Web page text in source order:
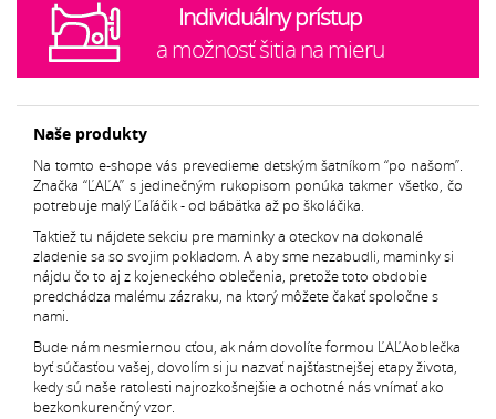
Individuálny prístup
a možnosť šitia na mieru
Naše produkty
Na tomto e-shope vás prevedieme detským šatníkom “po našom”.
Značka “ĽAĽA” s jedinečným rukopisom ponúka takmer všetko, čo
potrebuje malý Ľaľáčik - od bábätka až po školáčika.
Taktiež tu nájdete sekciu pre maminky a oteckov na dokonalé
zladenie sa so svojim pokladom. A aby sme nezabudli, maminky si
nájdu čo to aj z kojeneckého oblečenia, pretože toto obdobie
predchádza malému zázraku, na ktorý môžete čakať spoločne s
nami.
Bude nám nesmiernou cťou, ak nám dovolíte formou ĽAĽAoblečka
byť súčasťou vašej, dovolím si ju nazvať najšťastnejšej etapy života,
kedy sú naše ratolesti najrozkošnejšie a ochotné nás vnímať ako
bezkonkurenčný vzor.